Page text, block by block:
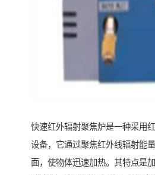
快速红外辐射聚焦炉是一种采用
设备，它通过聚焦红外线辐射能
面，使物体迅速加热。其特点是